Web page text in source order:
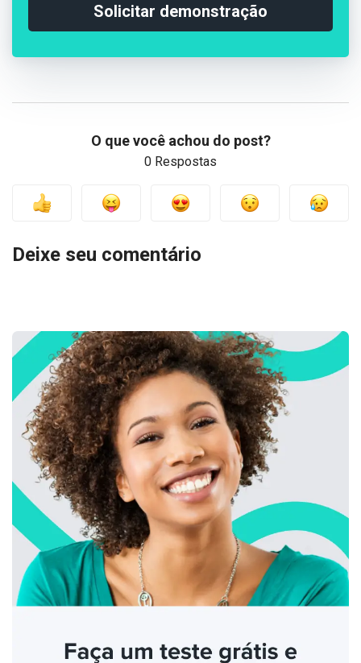
Solicitar demonstração
O que você achou do post?
0 Respostas
Deixe seu comentário